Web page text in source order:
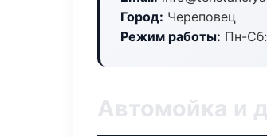
Город: Череповец
Режим работы: Пн-
Автомойка и